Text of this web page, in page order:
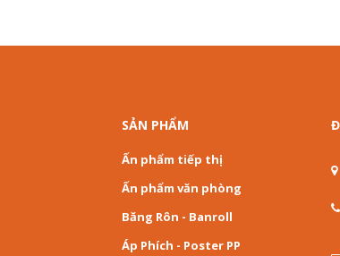
SẢN PHẨM
Ấn phẩm tiếp thị
Ấn phẩm văn phòng
Băng Rôn - Banroll
Áp Phích - Poster PP